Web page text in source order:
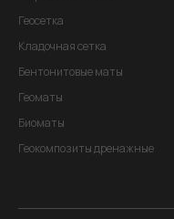
Геосетка
Кладочная сетка
Бентонитовые маты
Геоматы
Биоматы
Геокомпозиты дренажные